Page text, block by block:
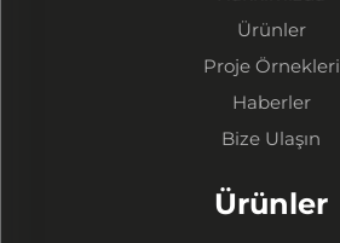
Ürünler
Proje Örnekleri
Haberler
Bize Ulaşın
Ürünler